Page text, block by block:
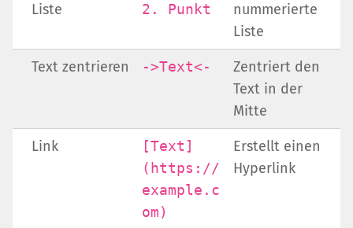
Liste
2. Punkt
nummerierte
Liste
Text zentrieren ->Text<-
Zentriert den
Text in der
Mitte
Link
[Text]
(https://
example.c
om)
Erstellt einen
Hyperlink